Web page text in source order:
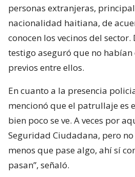
personas extranjeras,
nacionalidad haitiana, de
conocen los vecinos del
testigo aseguró que no
previos entre ellos.
En cuanto a la presencia
mencionó que el patrullaje es
bien poco se ve. A veces por
Seguridad Ciudadana, pero no
menos que pase algo, ahí sí
pasan”, señaló.